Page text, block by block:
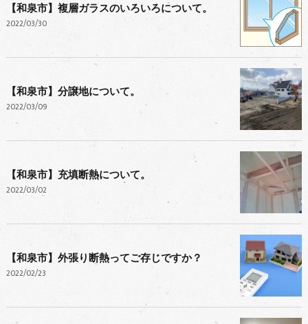
【和泉市】複層ガラスのいろいろについて。
2022/03/30
【和泉市】分譲地について。
2022/03/09
【和泉市】充填断熱について。
2022/03/02
【和泉市】外張り断熱ってご存じですか？
2022/02/23